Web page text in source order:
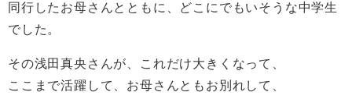
同行したお母さんとともに、どこにでもいそうな中学生
でした。
その浅田真央さんが、これだけ大きくなって、
ここまで活躍して、お母さんともお別れして、